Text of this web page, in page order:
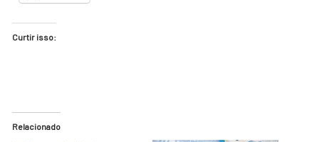
Curtir isso:
Relacionado